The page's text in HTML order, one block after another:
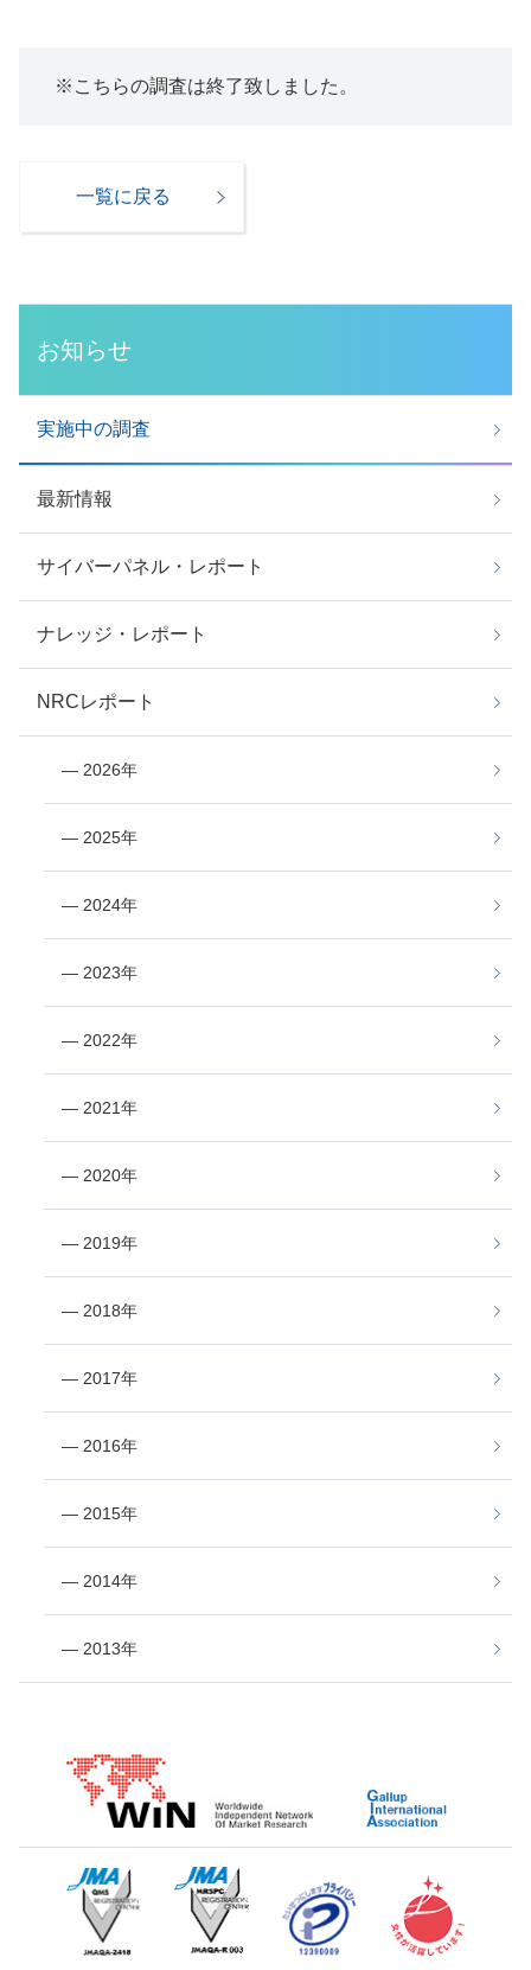
※こちらの調査は終了致しました。
一覧に戻る
お知らせ
実施中の調査
最新情報
サイバーパネル・レポート
ナレッジ・レポート
NRCレポート
― 2026年
― 2025年
― 2024年
― 2023年
― 2022年
― 2021年
― 2020年
― 2019年
― 2018年
― 2017年
― 2016年
― 2015年
― 2014年
― 2013年